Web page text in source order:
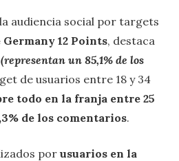
audiencia social por targets
12 Points, destaca
(representan un 85,1% de los
de usuarios entre 18 y 34
todo en la franja entre 25
de los comentarios.
por usuarios en la